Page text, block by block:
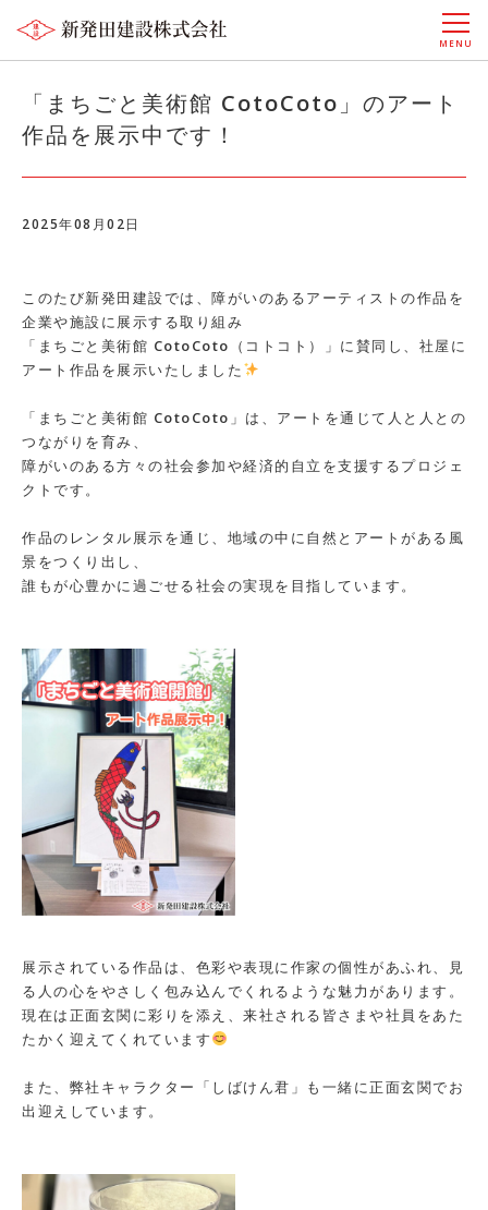
MENU
「まちごと美術館 CotoCoto」のアート
作品を展示中です！
2025年08月02日
このたび新発田建設では、障がいのあるアーティストの作品を
企業や施設に展示する取り組み
「まちごと美術館 CotoCoto（コトコト）」に賛同し、社屋に
アート作品を展示いたしました
「まちごと美術館 CotoCoto」は、アートを通じて人と人との
つながりを育み、
障がいのある方々の社会参加や経済的自立を支援するプロジェ
クトです。
作品のレンタル展示を通じ、地域の中に自然とアートがある風
景をつくり出し、
誰もが心豊かに過ごせる社会の実現を目指しています。
展示されている作品は、色彩や表現に作家の個性があふれ、見
る人の心をやさしく包み込んでくれるような魅力があります。
現在は正面玄関に彩りを添え、来社される皆さまや社員をあた
たかく迎えてくれています
また、弊社キャラクター「しばけん君」も一緒に正面玄関でお
出迎えしています。